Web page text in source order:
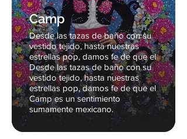
Camp
Desde las tazas de baño con su
vestido tejido, hasta nuestras
estrellas pop, damos fe de que el
Desde las tazas de baño con su
vestido tejido, hasta nuestras
estrellas pop, damos fe de que el
Camp es un sentimiento
sumamente mexicano.